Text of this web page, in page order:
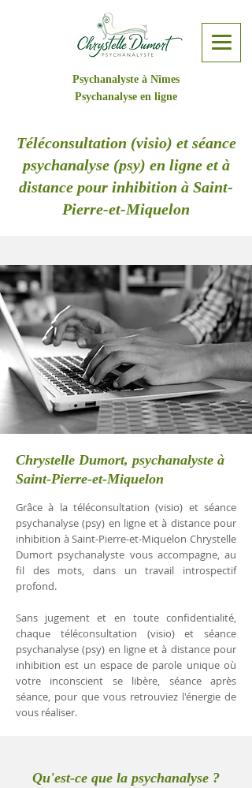
Psychanalyste à Nîmes
Psychanalyse en ligne
Téléconsultation (visio) et séance
psychanalyse (psy) en ligne et à
distance pour inhibition à Saint-
Pierre-et-Miquelon
Chrystelle Dumort, psychanalyste à
Saint-Pierre-et-Miquelon
Grâce à la téléconsultation (visio) et séance
psychanalyse (psy) en ligne et à distance pour
inhibition à Saint-Pierre-et-Miquelon Chrystelle
Dumort psychanalyste vous accompagne, au
fil des mots, dans un travail introspectif
profond.
Sans jugement et en toute confidentialité,
chaque téléconsultation (visio) et séance
psychanalyse (psy) en ligne et à distance pour
inhibition est un espace de parole unique où
votre inconscient se libère, séance après
séance, pour que vous retrouviez l'énergie de
vous réaliser.
Qu'est-ce que la psychanalyse ?